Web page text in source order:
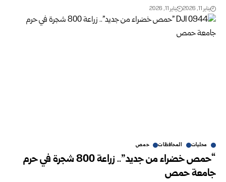
يناير 11, 2026 يناير 11, 2026
محليات المحافظات حمص
“حمص خضراء من جديد”.. زراعة 800 شجرة في حرم
جامعة حمص